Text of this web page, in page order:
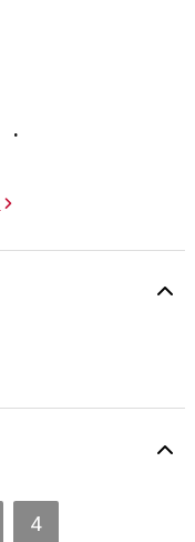
4